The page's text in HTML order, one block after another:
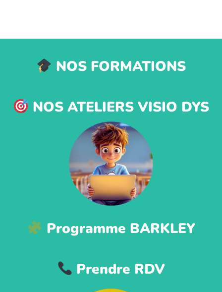
NOS FORMATIONS
NOS ATELIERS VISIO DYS
Programme BARKLEY
Prendre RDV